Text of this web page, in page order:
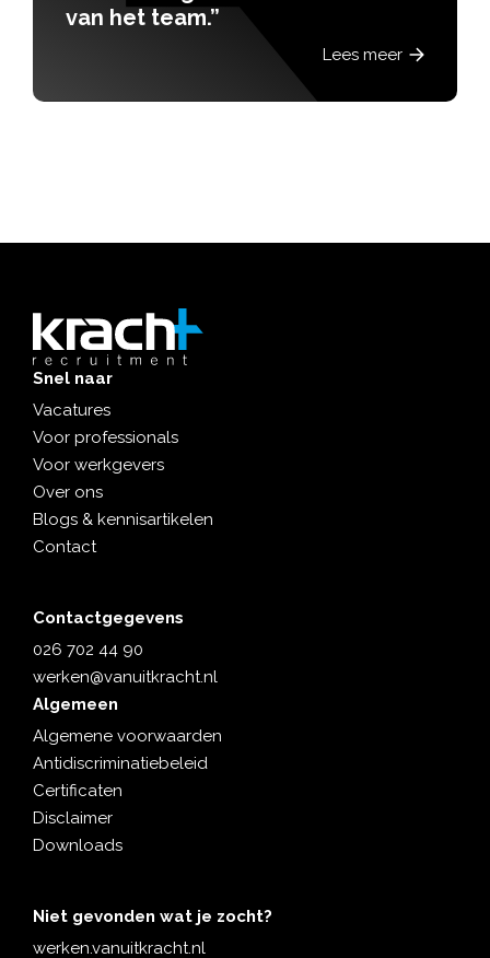
Snel naar
Vacatures
Voor professionals
Voor werkgevers
Over ons
Blogs & kennisartikelen
Contact
Contactgegevens
026 702 44 90
werken@vanuitkracht.nl
Algemeen
Algemene voorwaarden
Antidiscriminatiebeleid
Certificaten
Disclaimer
Downloads
Niet gevonden wat je zocht?
werken.vanuitkracht.nl